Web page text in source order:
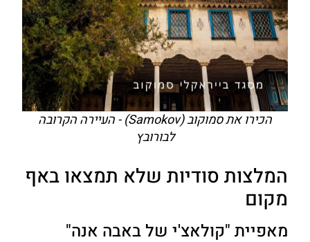
הכירו את סמוקוב (Samokov) - העיירה הקרובה
לבורובץ
המלצות סודיות שלא תמצאו באף
מקום
מאפיית "קולאצ'י של באבה אנה"